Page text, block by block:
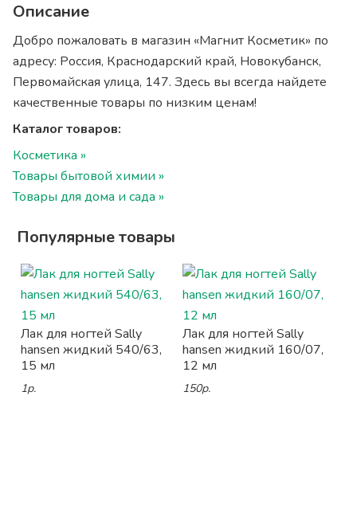
Описание
Добро пожаловать в магазин «Магнит Косметик» по
адресу: Россия, Краснодарский край, Новокубанск,
Первомайская улица, 147. Здесь вы всегда найдете
качественные товары по низким ценам!
Каталог товаров:
Косметика »
Товары бытовой химии »
Товары для дома и сада »
Популярные товары
Лак для ногтей Sally
hansen жидкий 540/63,
15 мл
1р.
Лак для ногтей Sally
hansen жидкий 160/07,
12 мл
150р.